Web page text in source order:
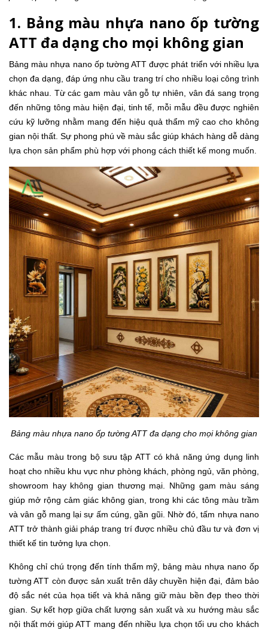
1. Bảng màu nhựa nano ốp tường
ATT đa dạng cho mọi không gian
Bảng màu nhựa nano ốp tường ATT được phát triển với nhiều lựa
chọn đa dạng, đáp ứng nhu cầu trang trí cho nhiều loại công trình
khác nhau. Từ các gam màu vân gỗ tự nhiên, vân đá sang trọng
đến những tông màu hiện đại, tinh tế, mỗi mẫu đều được nghiên
cứu kỹ lưỡng nhằm mang đến hiệu quả thẩm mỹ cao cho không
gian nội thất. Sự phong phú về màu sắc giúp khách hàng dễ dàng
lựa chọn sản phẩm phù hợp với phong cách thiết kế mong muốn.
Bảng màu nhựa nano ốp tường ATT đa dạng cho mọi không gian
Các mẫu màu trong bộ sưu tập ATT có khả năng ứng dụng linh
hoạt cho nhiều khu vực như phòng khách, phòng ngủ, văn phòng,
showroom hay không gian thương mại. Những gam màu sáng
giúp mở rộng cảm giác không gian, trong khi các tông màu trầm
và vân gỗ mang lại sự ấm cúng, gần gũi. Nhờ đó, tấm nhựa nano
ATT trở thành giải pháp trang trí được nhiều chủ đầu tư và đơn vị
thiết kế tin tưởng lựa chọn.
Không chỉ chú trọng đến tính thẩm mỹ, bảng màu nhựa nano ốp
tường ATT còn được sản xuất trên dây chuyền hiện đại, đảm bảo
độ sắc nét của họa tiết và khả năng giữ màu bền đẹp theo thời
gian. Sự kết hợp giữa chất lượng sản xuất và xu hướng màu sắc
nội thất mới giúp ATT mang đến nhiều lựa chọn tối ưu cho khách